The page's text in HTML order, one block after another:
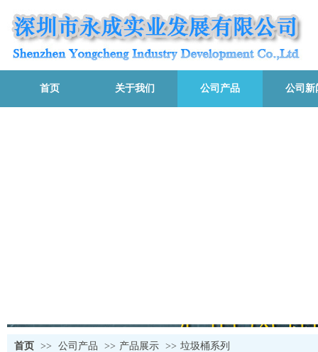
首页 关于我们 公司产品 公司新
首页 >> 公司产品 >> 产品展示 >> 垃圾桶系列